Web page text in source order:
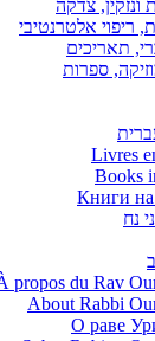
ונזקין, צדקה
ריפוי אלטרנטיבי
תאריכים
ספרות
Livres
Books
Книги на
נח
propos du Rav
About Rabbi
О раве